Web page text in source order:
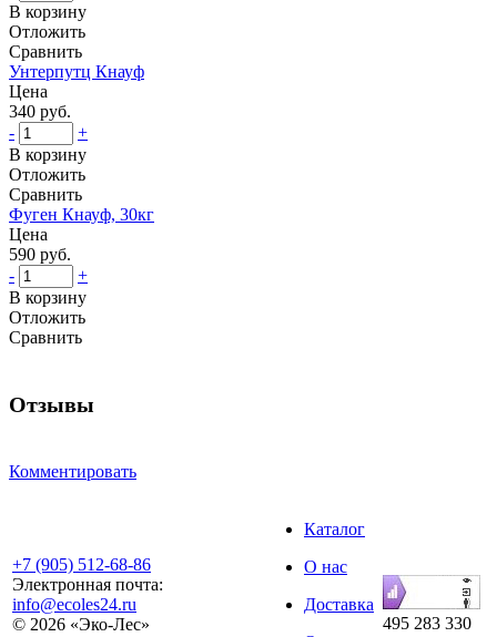
В корзину
Отложить
Сравнить
Унтерпутц Кнауф
Цена
340 руб.
-
+
В корзину
Отложить
Сравнить
Фуген Кнауф, 30кг
Цена
590 руб.
-
+
В корзину
Отложить
Сравнить
Отзывы
Комментировать
+7 (905) 512-68-86
Электронная почта:
info@ecoles24.ru
© 2026 «Эко-Лес»
Каталог
О нас
Доставка
495 283 330